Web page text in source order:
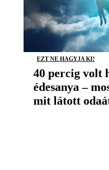
EZT NE HAGYJA KI!
40 percig volt
édesanya –
mit látott